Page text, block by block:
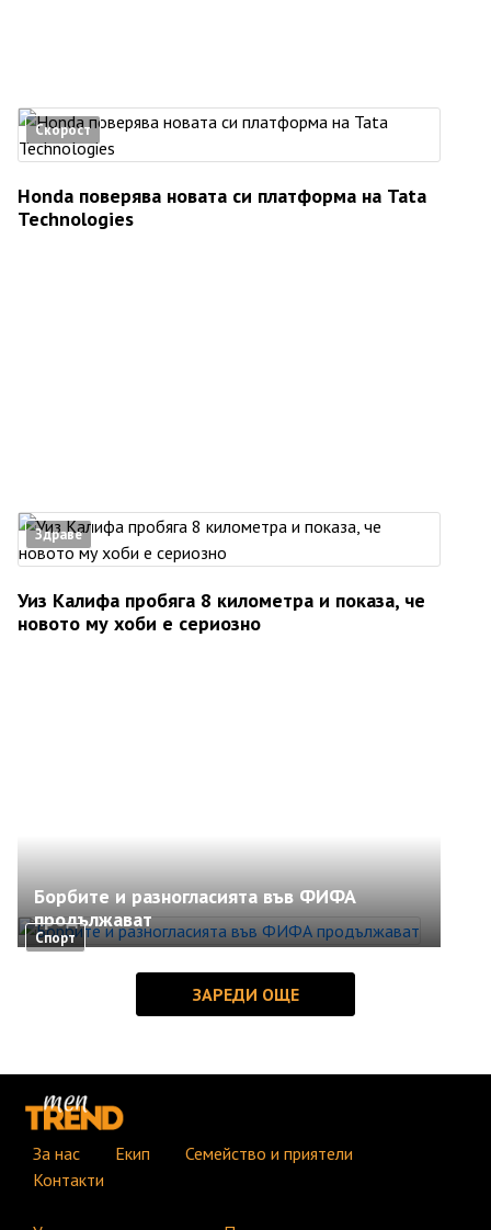
Скорост
Honda поверява новата си платформа на Tata
Technologies
Здраве
Уиз Калифа пробяга 8 километра и показа, че
новото му хоби е сериозно
Спорт
Борбите и разногласията във ФИФА
продължават
За нас Екип
Семейство и приятели
Контакти